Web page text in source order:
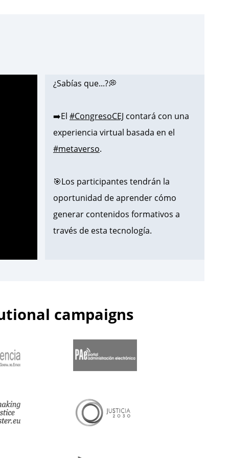
¿Sabías que...?💭
➡️El #CongresoCEJ contará con una
experiencia virtual basada en el
#metaverso.
🎯Los participantes tendrán la
oportunidad de aprender cómo
generar contenidos formativos a
través de esta tecnología.
— Centro de Estudios Jurídicos
(@cejmjusticia)June 13, 2023
📌Inicia en el#CEJla segunda edición
para la@guardiacivil
campaigns